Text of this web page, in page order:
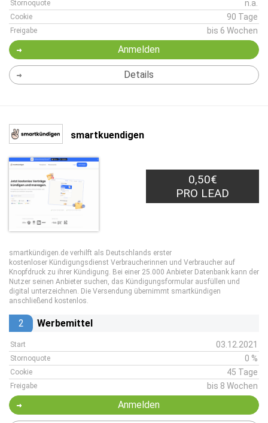
Stornoquote n.a.
Cookie 90 Tage
Freigabe bis 6 Wochen
Anmelden
Details
smartkuendigen
0,50€
PRO LEAD
smartkündigen.de verhilft als Deutschlands erster
kostenloser Kündigungsdienst Verbraucherinnen und Verbraucher auf
Knopfdruck zu ihrer Kündigung. Bei einer 25.000 Anbieter Datenbank kann der
Nutzer seinen Anbieter suchen, das Kündigungsformular ausfüllen und
digital unterzeichnen. Die Versendung übernimmt smartkündigen
anschließend kostenlos.
2 Werbemittel
Start 03.12.2021
Stornoquote 0 %
Cookie 45 Tage
Freigabe bis 8 Wochen
Anmelden